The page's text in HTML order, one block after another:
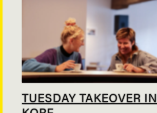
TUESDAY TAKEOVER IN